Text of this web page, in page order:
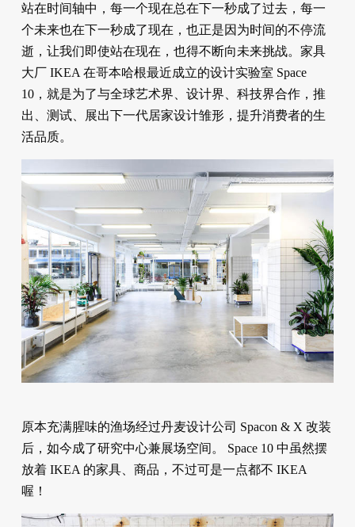
站在时间轴中，每一个现在总在下一秒成了过去，每一
个未来也在下一秒成了现在，也正是因为时间的不停流
逝，让我们即使站在现在，也得不断向未来挑战。家具
大厂 IKEA 在哥本哈根最近成立的设计实验室 Space
10，就是为了与全球艺术界、设计界、科技界合作，推
出、测试、展出下一代居家设计雏形，提升消费者的生
活品质。
原本充满腥味的渔场经过丹麦设计公司 Spacon & X 改装
后，如今成了研究中心兼展场空间。 Space 10 中虽然摆
放着 IKEA 的家具、商品，不过可是一点都不 IKEA
喔！